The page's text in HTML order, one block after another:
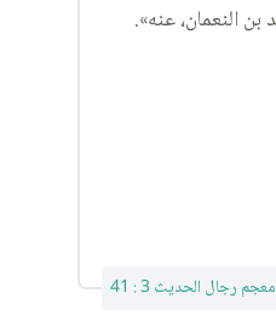
معجم رجال الحديث 3 : 41